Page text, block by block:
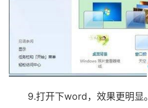
9.打开下word，效果更明显。